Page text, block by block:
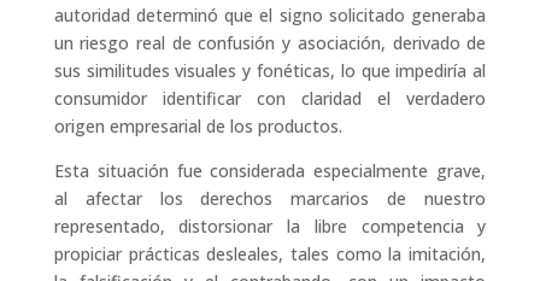
autoridad determinó que el signo solicitado generaba
un riesgo real de confusión y asociación, derivado de
sus similitudes visuales y fonéticas, lo que impediría al
consumidor identificar con claridad el verdadero
origen empresarial de los productos.
Esta situación fue considerada especialmente grave,
al afectar los derechos marcarios de nuestro
representado, distorsionar la libre competencia y
propiciar prácticas desleales, tales como la imitación,